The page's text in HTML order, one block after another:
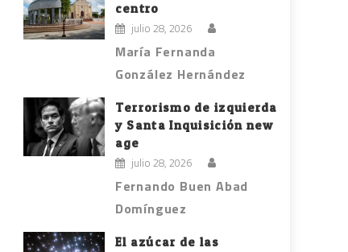
centro
julio 28, 2026
María Fernanda
González Hernández
Terrorismo de izquierda
y Santa Inquisición new
age
julio 28, 2026
Fernando Buen Abad
Domínguez
El azúcar de las